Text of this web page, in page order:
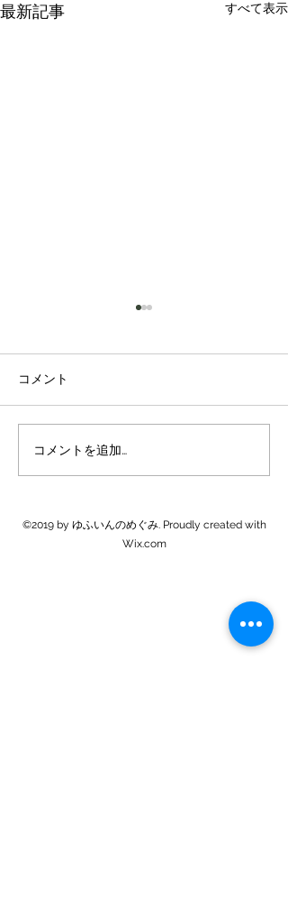
最新記事 すべて表示
米農家は忙しくなります
コメント
コメントを追加…
©2019 by ゆふいんのめぐみ. Proudly created with
Wix.com